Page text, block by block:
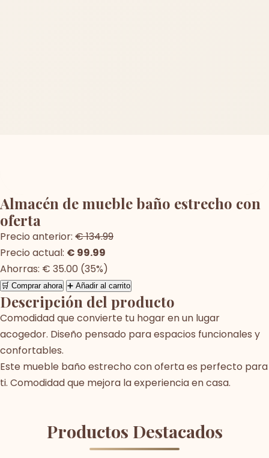
Almacén de mueble baño estrecho con
oferta
Precio anterior: € 134.99
Precio actual: € 99.99
Ahorras: € 35.00 (35%)
🛒 Comprar ahora ➕ Añadir al carrito
Descripción del producto
Comodidad que convierte tu hogar en un lugar
acogedor. Diseño pensado para espacios funcionales y
confortables.
Este mueble baño estrecho con oferta es perfecto para
ti. Comodidad que mejora la experiencia en casa.
Productos Destacados